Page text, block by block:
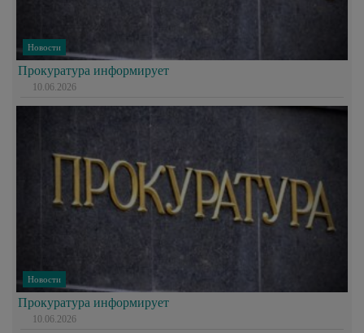
Новости
Прокуратура информирует
10.06.2026
Новости
Прокуратура информирует
10.06.2026